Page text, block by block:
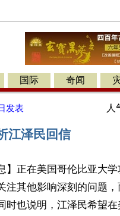
国际 奇闻
发表 人
江泽民回信
】正在美国哥伦比亚大
注其他影响深刻的问题
时也说明，江泽民希望